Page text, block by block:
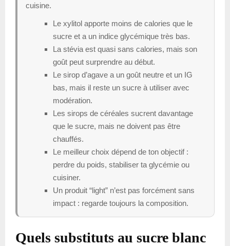
cuisine.
Le xylitol apporte moins de calories que le
sucre et a un indice glycémique très bas.
La stévia est quasi sans calories, mais son
goût peut surprendre au début.
Le sirop d’agave a un goût neutre et un IG
bas, mais il reste un sucre à utiliser avec
modération.
Les sirops de céréales sucrent davantage
que le sucre, mais ne doivent pas être
chauffés.
Le meilleur choix dépend de ton objectif :
perdre du poids, stabiliser ta glycémie ou
cuisiner.
Un produit “light” n’est pas forcément sans
impact : regarde toujours la composition.
Quels substituts au sucre blanc